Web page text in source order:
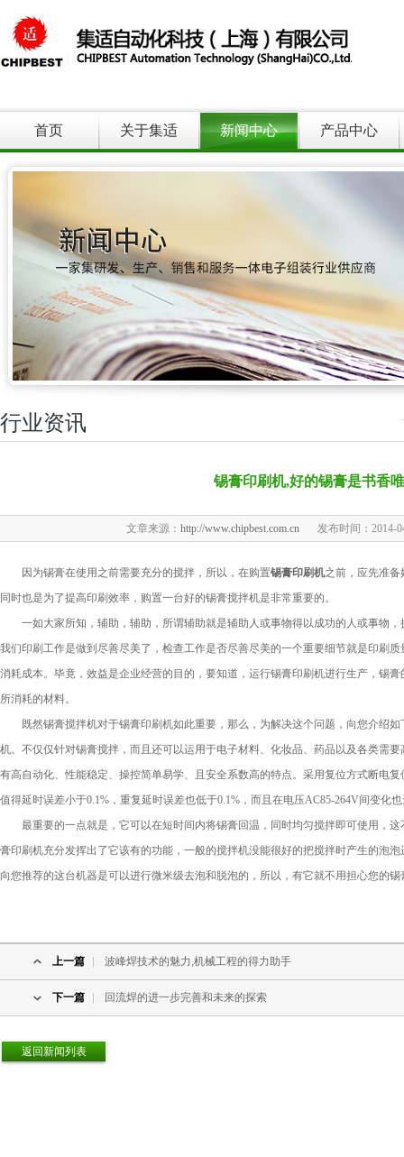
首页 关于集适 新闻中心 产品中心
行业资讯
锡膏印刷机,好的锡膏是书香
文章来源： http://www.chipbest.com.cn 发布时间：2014-
因为锡膏在使用之前需要充分的搅拌，所以，在购置锡膏印刷机之前，应先准
同时也是为了提高印刷效率，购置一台好的锡膏搅拌机是非常重要的。
一如大家所知，辅助，辅助，所谓辅助就是辅助人或事物得以成功的人或事物
我们印刷工作是做到尽善尽美了，检查工作是否尽善尽美的一个重要细节就是印刷
消耗成本。毕竟，效益是企业经营的目的，要知道，运行锡膏印刷机进行生产，锡
所消耗的材料。
既然锡膏搅拌机对于锡膏印刷机如此重要，那么，为解决这个问题，向您介绍
机。不仅仅针对锡膏搅拌，而且还可以运用于电子材料、化妆品、药品以及各类需
有高自动化、性能稳定、操控简单易学、且安全系数高的特点。采用复位方式断电
值得延时误差小于0.1%，重复延时误差也低于0.1%，而且在电压AC85-264V间变化
最重要的一点就是，它可以在短时间内将锡膏回温，同时均匀搅拌即可使用，
膏印刷机充分发挥出了它该有的功能，一般的搅拌机没能很好的把搅拌时产生的泡
向您推荐的这台机器是可以进行微米级去泡和脱泡的，所以，有它就不用担心您的锡
上一篇 波峰焊技术的魅力,机械工程的得力助手
下一篇 回流焊的进一步完善和未来的探索
返回新闻列表